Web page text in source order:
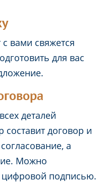
вами свяжется
для вас
деталей
договор и
а
Можно
цифровой подписью.